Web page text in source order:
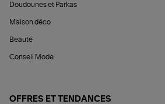
Doudounes et Parkas
Maison déco
Beauté
Conseil Mode
OFFRES ET TENDANCES